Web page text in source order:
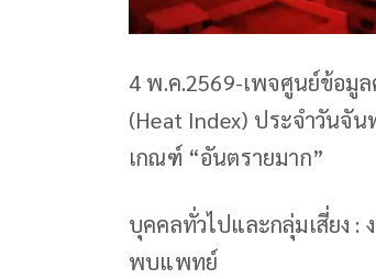
4 พ.ค.2569-เพจศูนย์ข้อมู
(Heat Index) ประจำวันจั
เกณฑ์ “อันตรายมาก”
บุคคลทั่วไปและกลุ่มเสี่ยง :
พบแพทย์